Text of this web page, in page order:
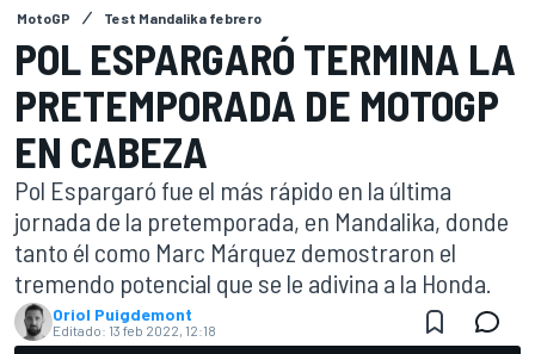
MotoGP Test Mandalika febrero
POL ESPARGARÓ TERMINA LA
PRETEMPORADA DE MOTOGP
EN CABEZA
Pol Espargaró fue el más rápido en la última
jornada de la pretemporada, en Mandalika, donde
tanto él como Marc Márquez demostraron el
tremendo potencial que se le adivina a la Honda.
Oriol Puigdemont
Editado: 13 feb 2022, 12:18